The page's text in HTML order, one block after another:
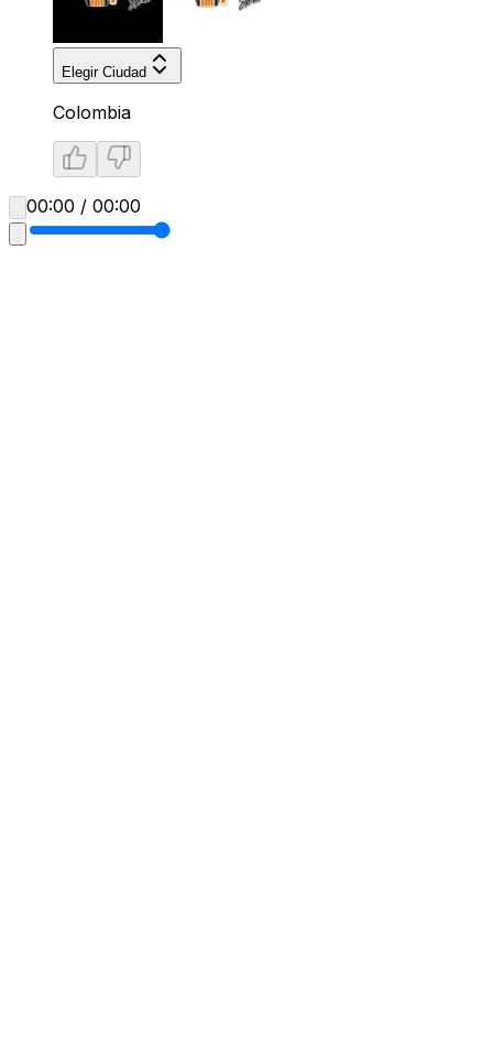
Elegir Ciudad
Colombia
00:00 / 00:00